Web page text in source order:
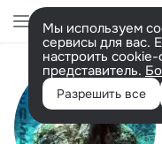
Мы используем
сервисы для вас.
настроить
представитель.
Разрешить все